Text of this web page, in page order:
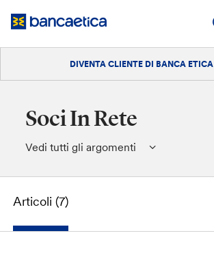
DIVENTA CLIENTE DI BANCA ETICA
Soci In Rete
Vedi tutti gli argomenti
Articoli (7)